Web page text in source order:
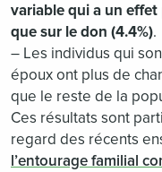
variable qui a un effet
que sur le don (4.4%).
– Les individus qui
époux ont plus de
que le reste de la
Ces résultats sont
regard des récents
l’entourage familial